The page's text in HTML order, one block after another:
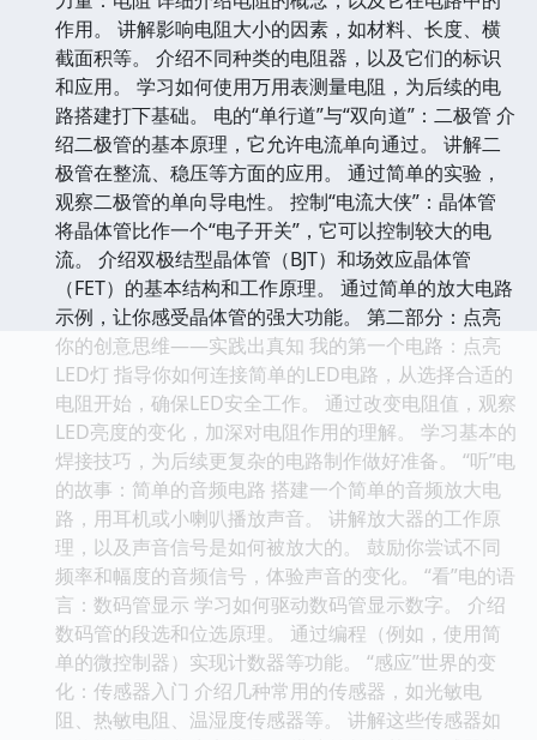
作用。 讲解影响电阻大小的因素，如材料、长度、横
截面积等。 介绍不同种类的电阻器，以及它们的标识
和应用。 学习如何使用万用表测量电阻，为后续的电
路搭建打下基础。 电的“单行道”与“双向道”：二极管 介
绍二极管的基本原理，它允许电流单向通过。 讲解二
极管在整流、稳压等方面的应用。 通过简单的实验，
观察二极管的单向导电性。 控制“电流大侠”：晶体管
将晶体管比作一个“电子开关”，它可以控制较大的电
流。 介绍双极结型晶体管（BJT）和场效应晶体管
（FET）的基本结构和工作原理。 通过简单的放大电路
示例，让你感受晶体管的强大功能。 第二部分：点亮
你的创意思维——实践出真知 我的第一个电路：点亮
LED灯 指导你如何连接简单的LED电路，从选择合适的
电阻开始，确保LED安全工作。 通过改变电阻值，观察
LED亮度的变化，加深对电阻作用的理解。 学习基本的
焊接技巧，为后续更复杂的电路制作做好准备。 “听”电
的故事：简单的音频电路 搭建一个简单的音频放大电
路，用耳机或小喇叭播放声音。 讲解放大器的工作原
理，以及声音信号是如何被放大的。 鼓励你尝试不同
频率和幅度的音频信号，体验声音的变化。 “看”电的语
言：数码管显示 学习如何驱动数码管显示数字。 介绍
数码管的段选和位选原理。 通过编程（例如，使用简
单的微控制器）实现计数器等功能。 “感应”世界的变
化：传感器入门 介绍几种常用的传感器，如光敏电
阻、热敏电阻、温湿度传感器等。 讲解这些传感器如